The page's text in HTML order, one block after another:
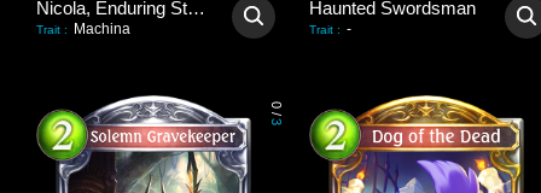
Nicola, Enduring Steward
Trait : Machina
Haunted Swordsman
Trait : -
0
/
3